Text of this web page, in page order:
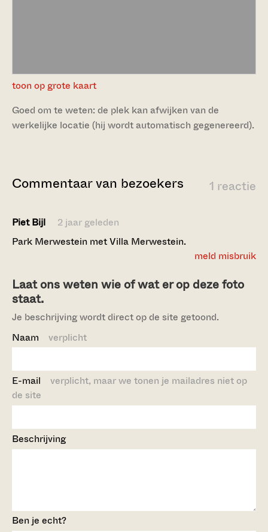
toon op grote kaart
Goed om te weten: de plek kan afwijken van de
werkelijke locatie (hij wordt automatisch gegenereerd).
1 reactie
Commentaar van bezoekers
Piet Bijl
2 jaar geleden
Park Merwestein met Villa Merwestein.
meld misbruik
Laat ons weten wie of wat er op deze foto
staat.
Je beschrijving wordt direct op de site getoond.
Naam verplicht
E-mail verplicht, maar we tonen je mailadres niet op
de site
Beschrijving
Ben je echt?